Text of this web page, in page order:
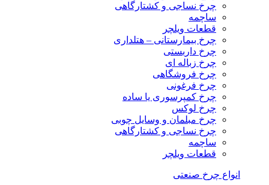
چرخ نساجی و کشتارگاهی
ساچمه
قطعات ویلچر
چرخ بیمارستانی – هتلداری
چرخ داربستی
چرخ زباله ای
چرخ فروشگاهی
چرخ فرغونی
چرخ کمپرسوری یا ساده
چرخ لوکس
چرخ مبلمان و وسایل چوبی
چرخ نساجی و کشتارگاهی
ساچمه
قطعات ویلچر
انواع چرخ صنعتی